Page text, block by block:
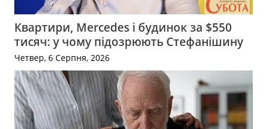
Квартири, Mercedes і будинок за $550
тисяч: у чому підозрюють Стефанішину
Четвер, 6 Серпня, 2026